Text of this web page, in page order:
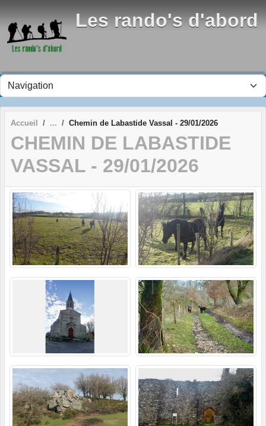
Les rando's d'abord
Accueil Chemin de Labastide Vassal - 29/01/2026
CHEMIN DE LABASTIDE
VASSAL - 29/01/2026